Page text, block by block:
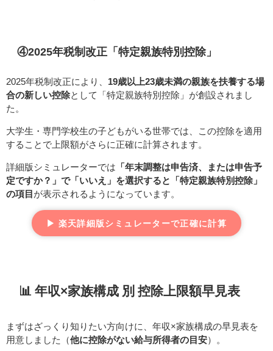
④2025年税制改正「特定親族特別控除」
2025年税制改正により、 19歳以上23歳未満の親族を扶養する場
合の新しい控除 として「特定親族特別控除」が創設されまし
た。
大学生・専門学校生の子どもがいる世帯では、この控除を適用
することで上限額がさらに正確に計算されます。
詳細版シミュレーターでは 「年末調整は申告済、または申告予
定ですか？」で「いいえ」を選択すると「特定親族特別控除」
の項目 が表示されるようになっています。
▶ 楽天詳細版シミュレーターで正確に計算
📊 年収×家族構成 別 控除上限額早見表
まずはざっくり知りたい方向けに、年収×家族構成の早見表を
用意しました（他に控除がない給与所得者の目安）。